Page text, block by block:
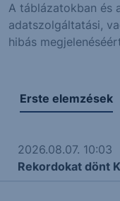
A táblázatokban és
adatszolgáltatási,
hibás
Erste elemzések
2026.08.07. 10:03
Rekordokat dönt